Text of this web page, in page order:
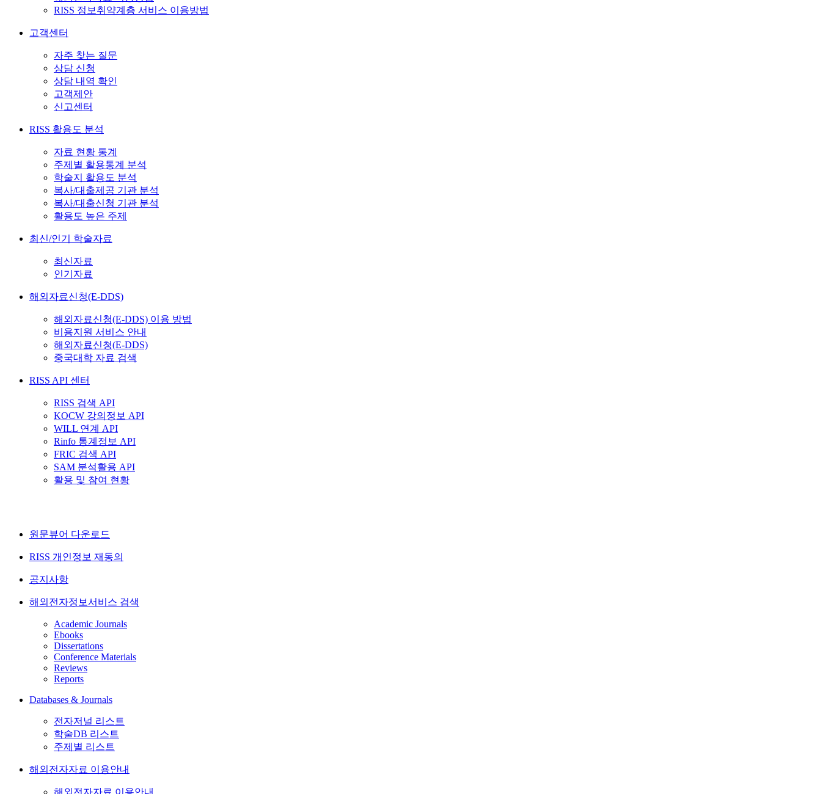
RISS 정보취약계층 서비스 이용방법
고객센터
자주 찾는 질문
상담 신청
상담 내역 확인
고객제안
신고센터
RISS 활용도 분석
자료 현황 통계
주제별 활용통계 분석
학술지 활용도 분석
복사/대출제공 기관 분석
복사/대출신청 기관 분석
활용도 높은 주제
최신/인기 학술자료
최신자료
인기자료
해외자료신청(E-DDS)
해외자료신청(E-DDS) 이용 방법
비용지원 서비스 안내
해외자료신청(E-DDS)
중국대학 자료 검색
RISS API 센터
RISS 검색 API
KOCW 강의정보 API
WILL 연계 API
Rinfo 통계정보 API
FRIC 검색 API
SAM 분석활용 API
활용 및 참여 현황
원문뷰어 다운로드
RISS 개인정보 재동의
공지사항
해외전자정보서비스 검색
Academic Journals
Ebooks
Dissertations
Conference Materials
Reviews
Reports
Databases & Journals
전자저널 리스트
학술DB 리스트
주제별 리스트
해외전자자료 이용안내
해외전자자료 이용안내